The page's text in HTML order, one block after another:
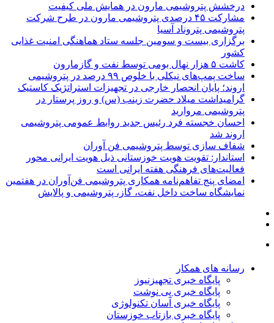
درخشش پتروشیمی مارون در همایش ملی کیفیت
مشارکت ۴۵ درصدی پتروشیمی مارون در طرح شرکت
پتروشیمی پتروناد آسیا
برگزاری بیست و سومین جلسه ستاد هماهنگی امنیت غذایی
کشور
کاشت ۵ هزار نهال بومی توسط نفت و گازمارون
ساخت پمپ‌های نیکلی با خلوص ۹۹ درصد در پتروشیمی
اروند؛ پایان انحصار خارجی در تجهیزات استراتژیک کاستیک
گرامیداشت میلاد حضرت زینب (س) و روز پرستار در
پتروشیمی مروارید
احسان خجسته فرد رئیس جدید روابط عمومی پتروشیمی
اروند شد
شفاف سازی توسط پتروشیمی فن آوران
استاندار: تقویت هویت خوزستانی ذیل هویت ایرانی محور
فعالیت‌های فرهنگی هفته ایرانی است
امضای پنج تفاهم‌نامه همکاری پتروشیمی فن‌آوران در هفتمین
نمایشگاه ساخت داخل نفت، گاز، پتروشیمی و پالایش
رسانه های همکار
پایگاه خبری تجهیزنیوز
پایگاه خبری پی نوشت
پایگاه خبری آسان تکنولوژی
پایگاه خبری بازتاب خوزستان